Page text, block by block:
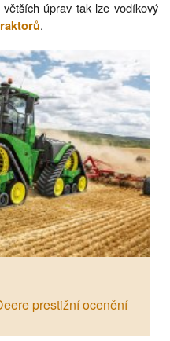
úprav tak lze vodíkový
.
prestižní ocenění